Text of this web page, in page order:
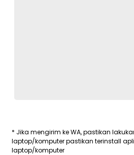
* Jika mengirim ke WA, pastikan
laptop/komputer pastikan terinstall
laptop/komputer